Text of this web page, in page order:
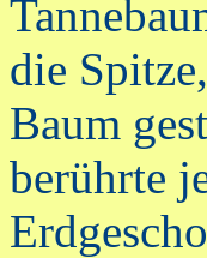
die
Baum
berührte